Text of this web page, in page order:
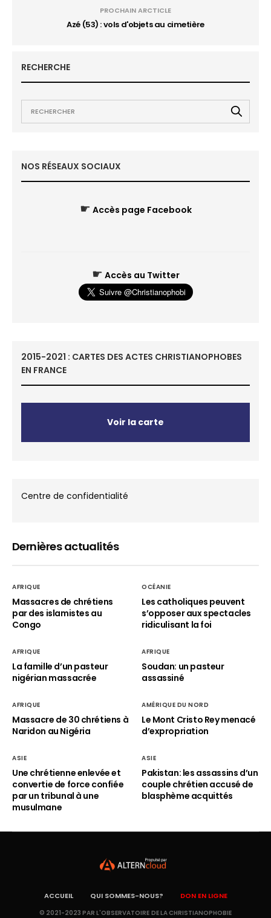
PROCHAIN ARCTICLE
Azé (53) : vols d'objets au cimetière
RECHERCHE
NOS RÉSEAUX SOCIAUX
☛ Accès page Facebook
☛ Accès au Twitter
2015-2021 : CARTES DES ACTES CHRISTIANOPHOBES
EN FRANCE
Voir la carte
Centre de confidentialité
Dernières actualités
AFRIQUE
Massacres de chrétiens
par des islamistes au
Congo
OCÉANIE
Les catholiques peuvent
s’opposer aux spectacles
ridiculisant la foi
AFRIQUE
La famille d’un pasteur
nigérian massacrée
AFRIQUE
Soudan: un pasteur
assassiné
AFRIQUE
Massacre de 30 chrétiens à
Naridon au Nigéria
AMÉRIQUE DU NORD
Le Mont Cristo Rey menacé
d’expropriation
ASIE
Une chrétienne enlevée et
convertie de force confiée
par un tribunal à une
musulmane
ASIE
Pakistan: les assassins d’un
couple chrétien accusé de
blasphème acquittés
ACCUEIL QUI SOMMES-NOUS? DON EN LIGNE
© 2021-2023 PAR L'OBSERVATOIRE DE LA CHRISTIANOPHOBIE